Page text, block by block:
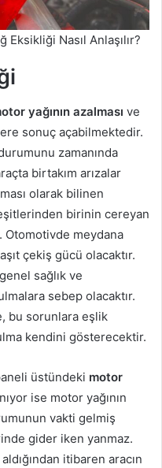
Nasıl Anlaşılır?
yağının azalması ve
sonuç açabilmektedir.
zamanında
birtakım arızalar
olarak bilinen
birinin cereyan
meydana
çekiş gücü olacaktır.
sağlık ve
sebep olacaktır.
bu sorunlara eşlik
kendini gösterecektir.
üstündeki motor
ise motor yağının
vakti gelmiş
gider iken yanmaz.
itibaren aracın